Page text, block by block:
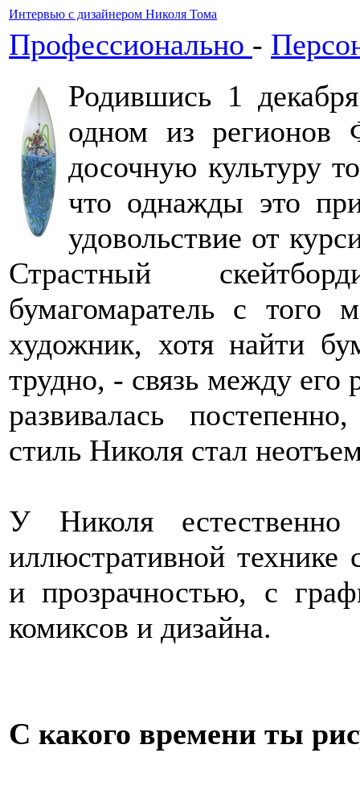
Интервью с дизайнером Николя Тома
Профессионально -
Родившись 1
одном из регионов
досочную культуру
что однажды это
удовольствие от
Страстный
бумагомаратель с того
художник, хотя найти
трудно, - связь между его
развивалась
стиль Николя стал
У Николя
иллюстративной
и прозрачностью, с
комиксов и дизайна.
С какого времени ты